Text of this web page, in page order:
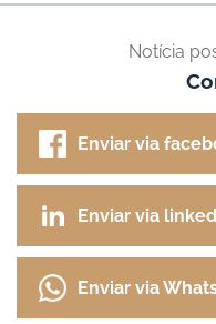
Notícia
Enviar via
Enviar via
Enviar via